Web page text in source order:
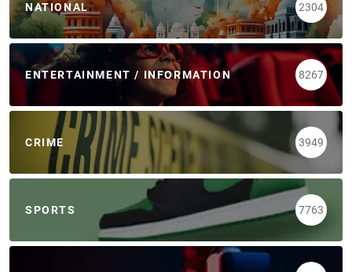
NATIONAL 2304
ENTERTAINMENT / INFORMATION 8267
CRIME 3949
SPORTS 7763